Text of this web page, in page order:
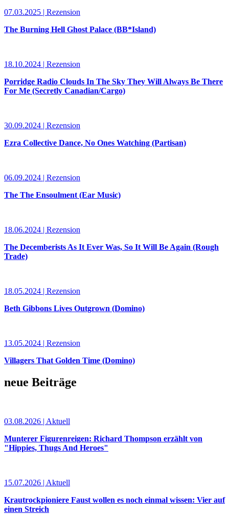
07.03.2025 | Rezension
The Burning Hell Ghost Palace (BB*Island)
18.10.2024 | Rezension
Porridge Radio Clouds In The Sky They Will Always Be There
For Me (Secretly Canadian/Cargo)
30.09.2024 | Rezension
Ezra Collective Dance, No Ones Watching (Partisan)
06.09.2024 | Rezension
The The Ensoulment (Ear Music)
18.06.2024 | Rezension
The Decemberists As It Ever Was, So It Will Be Again (Rough
Trade)
18.05.2024 | Rezension
Beth Gibbons Lives Outgrown (Domino)
13.05.2024 | Rezension
Villagers That Golden Time (Domino)
neue Beiträge
03.08.2026 | Aktuell
Munterer Figurenreigen: Richard Thompson erzählt von
"Hippies, Thugs And Heroes"
15.07.2026 | Aktuell
Krautrockpioniere Faust wollen es noch einmal wissen: Vier auf
einen Streich